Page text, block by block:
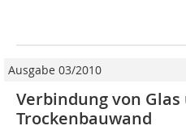
Ausgabe 03/2010
Verbindung von Glas
Trockenbauwand